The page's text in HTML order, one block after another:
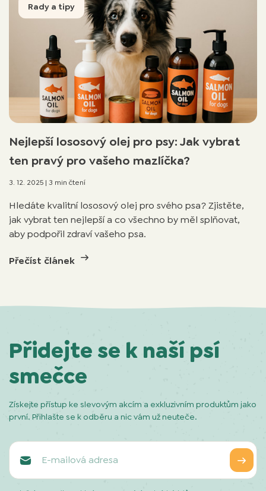
Rady a tipy
Nejlepší lososový olej pro psy: Jak vybrat
ten pravý pro vašeho mazlíčka?
3. 12. 2025 | 3 min čtení
Hledáte kvalitní lososový olej pro svého psa? Zjistěte,
jak vybrat ten nejlepší a co všechno by měl splňovat,
aby podpořil zdraví vašeho psa.
Přečíst článek
Přidejte se k naší psí
smečce
Získejte přístup ke slevovým akcím a exkluzivním produktům jako
první. Přihlašte se k odběru a nic vám už neuteče.